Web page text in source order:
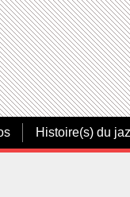
Histoire(s) du